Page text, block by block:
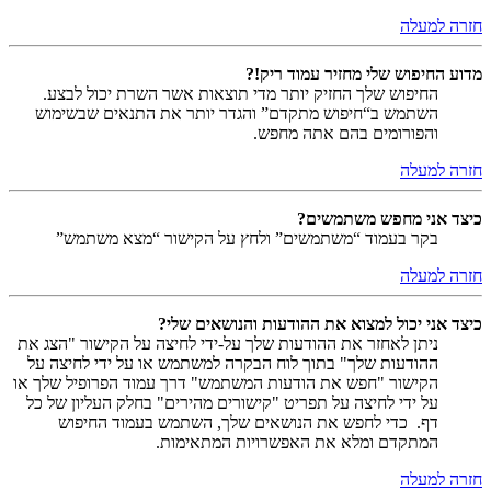
חזרה למעלה
מדוע החיפוש שלי מחזיר עמוד ריק!?
החיפוש שלך החזיק יותר מדי תוצאות אשר השרת יכול לבצע.
השתמש ב“חיפוש מתקדם” והגדר יותר את התנאים שבשימוש
והפורומים בהם אתה מחפש.
חזרה למעלה
כיצד אני מחפש משתמשים?
בקר בעמוד “משתמשים” ולחץ על הקישור “מצא משתמש”
חזרה למעלה
כיצד אני יכול למצוא את ההודעות והנושאים שלי?
ניתן לאחזר את ההודעות שלך על-ידי לחיצה על הקישור "הצג את
ההודעות שלך" בתוך לוח הבקרה למשתמש או על ידי לחיצה על
הקישור "חפש את הודעות המשתמש" דרך עמוד הפרופיל שלך או
על ידי לחיצה על תפריט "קישורים מהירים" בחלק העליון של כל
דף. כדי לחפש את הנושאים שלך, השתמש בעמוד החיפוש
המתקדם ומלא את האפשרויות המתאימות.
חזרה למעלה